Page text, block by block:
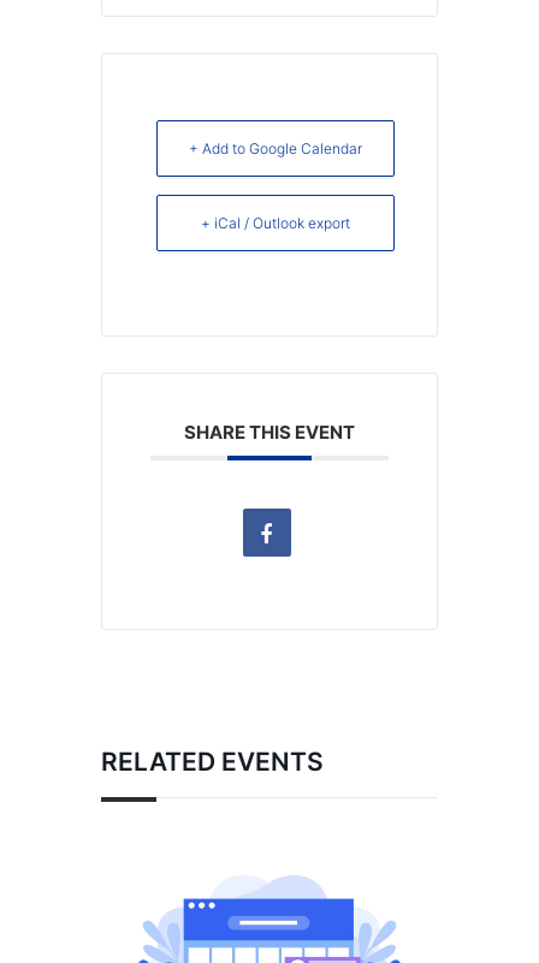
+ Add to Google Calendar
+ iCal / Outlook export
SHARE THIS EVENT
RELATED EVENTS